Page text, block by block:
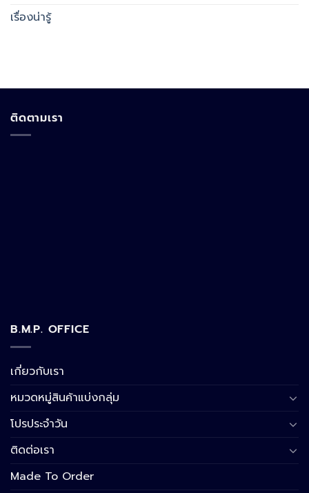
เรื่องน่ารู้
ติดตามเรา
B.M.P. OFFICE
เกี่ยวกับเรา
หมวดหมู่สินค้าแบ่งกลุ่ม
โปรประจำวัน
ติดต่อเรา
Made To Order